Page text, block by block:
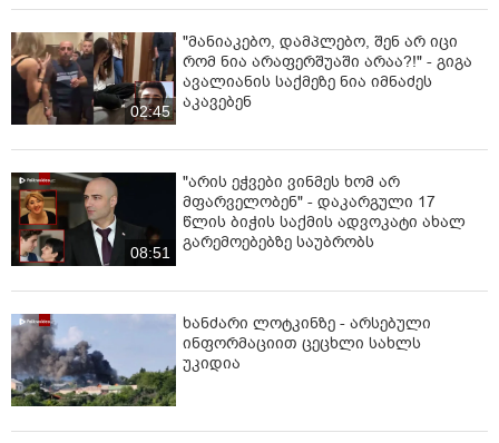
02:45
"მანიაკებო, დამპლებო, შენ არ იცი
რომ ნია არაფერშუაში არაა?!" - გიგა
ავალიანის საქმეზე ნია იმნაძეს
აკავებენ
08:51
"არის ეჭვები ვინმეს ხომ არ
მფარველობენ" - დაკარგული 17
წლის ბიჭის საქმის ადვოკატი ახალ
გარემოებებზე საუბრობს
ხანძარი ლოტკინზე - არსებული
ინფორმაციით ცეცხლი სახლს
უკიდია